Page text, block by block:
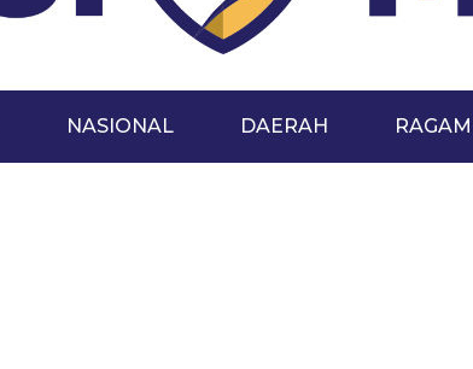
NASIONAL DAERAH RAGAM